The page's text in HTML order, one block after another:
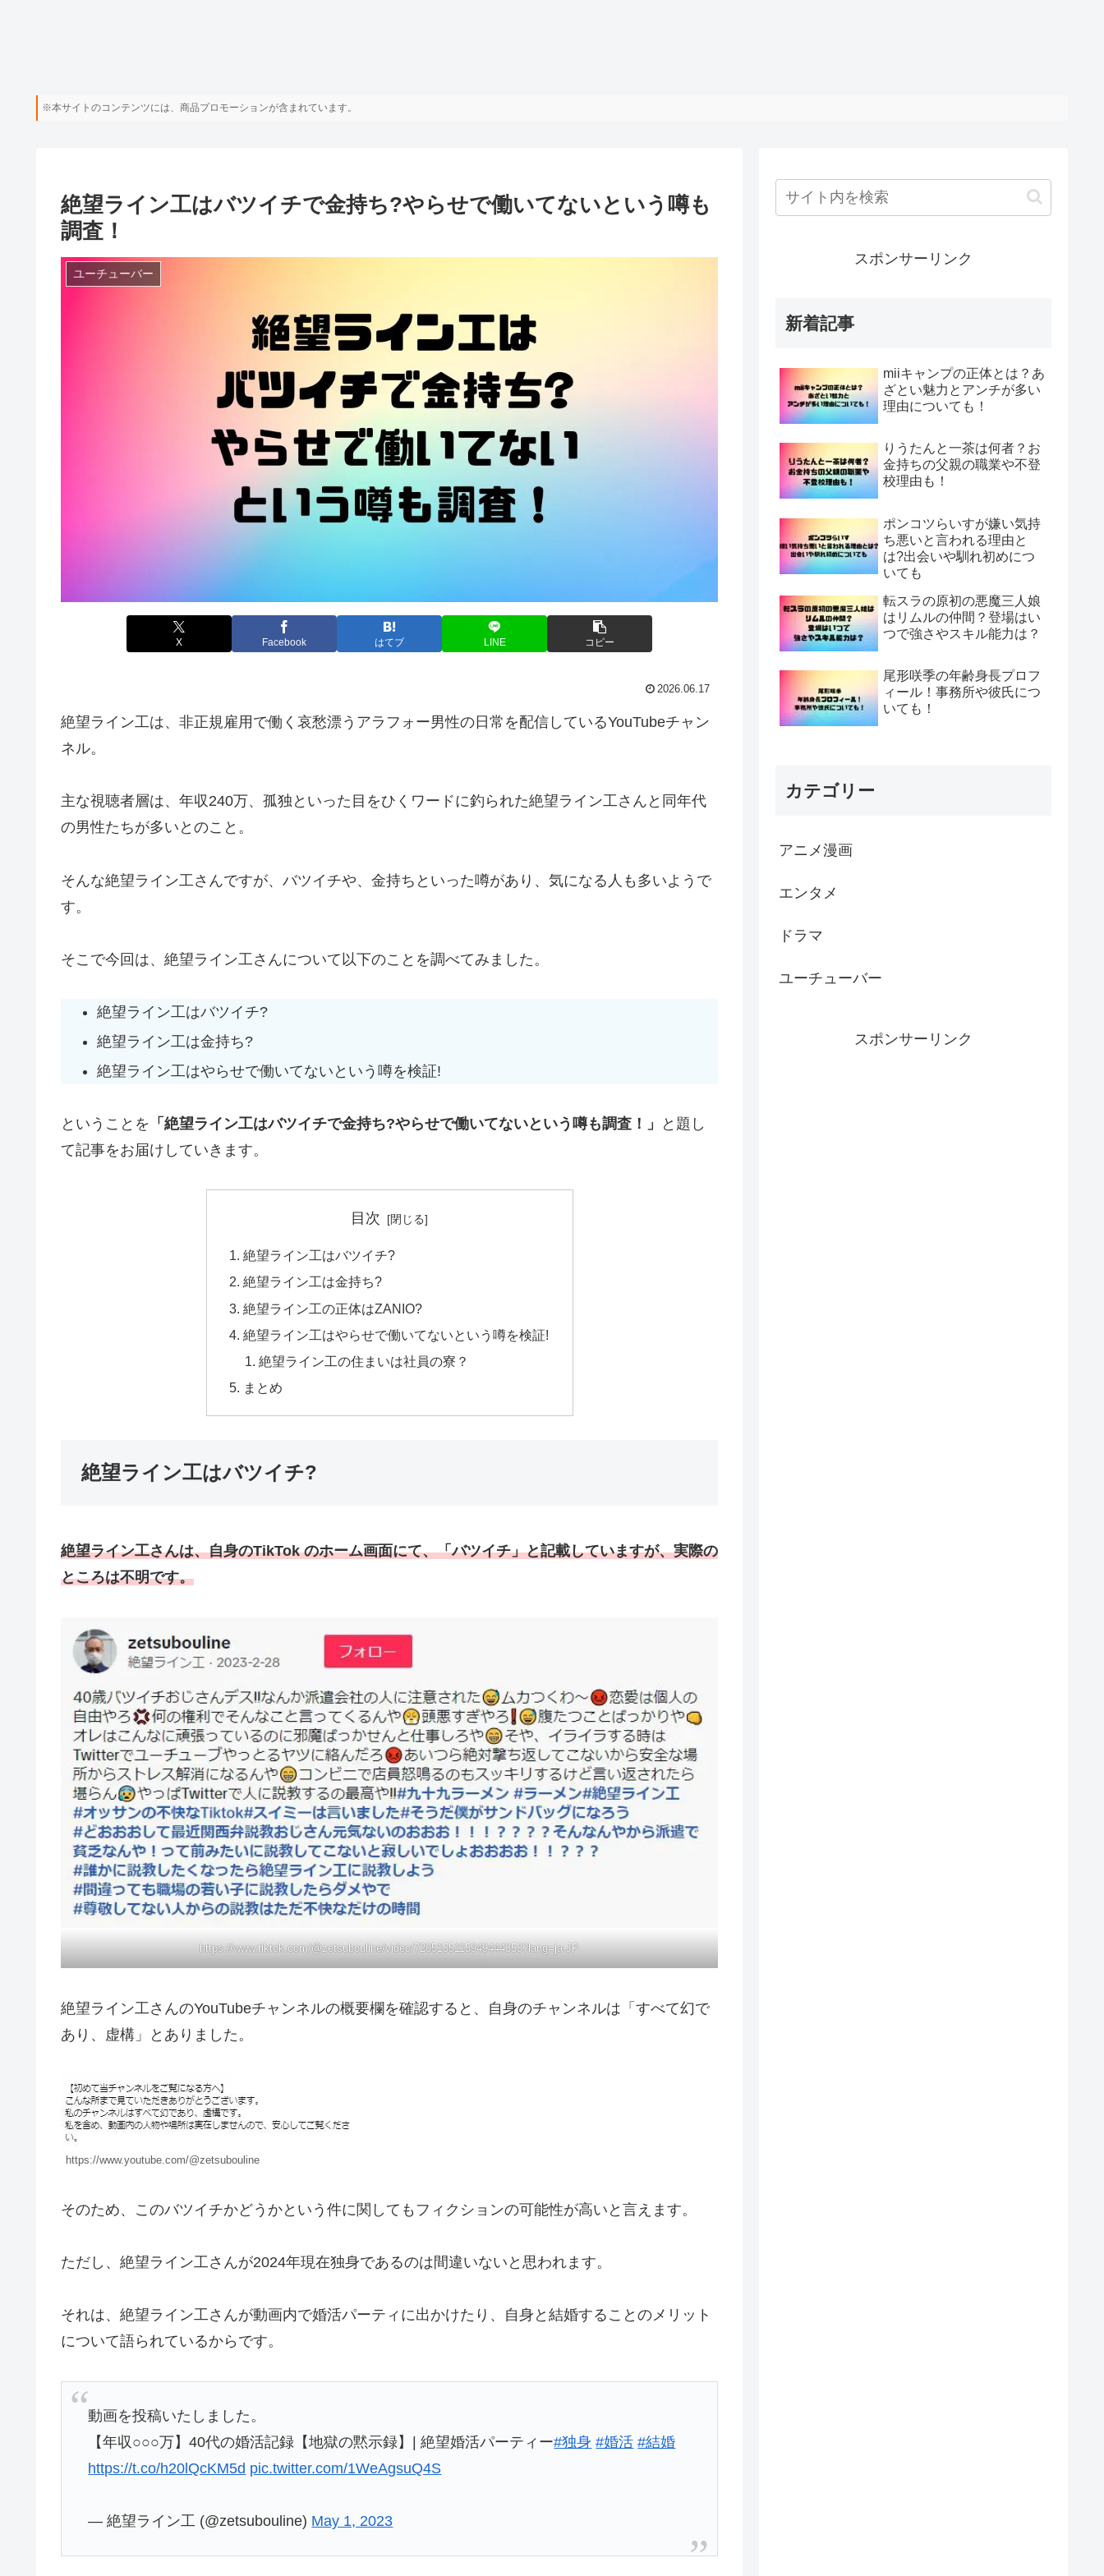
※本サイトのコンテンツには、商品プロモーションが含まれています。
絶望ライン工はバツイチで金持ち?やらせで働いてないという噂も
調査！
ユーチューバー
X Facebook はてブ LINE コピー
2026.06.17
絶望ライン工は、非正規雇用で働く哀愁漂うアラフォー男性の日常を配信しているYouTubeチャン
ネル。
主な視聴者層は、年収240万、孤独といった目をひくワードに釣られた絶望ライン工さんと同年代
の男性たちが多いとのこと。
そんな絶望ライン工さんですが、バツイチや、金持ちといった噂があり、気になる人も多いようで
す。
そこで今回は、絶望ライン工さんについて以下のことを調べてみました。
絶望ライン工はバツイチ?
絶望ライン工は金持ち?
絶望ライン工はやらせで働いてないという噂を検証!
ということを 「絶望ライン工はバツイチで金持ち?やらせで働いてないという噂も調査！」
と題し
て記事をお届けしていきます。
目次
絶望ライン工はバツイチ?
絶望ライン工は金持ち?
絶望ライン工の正体はZANIO?
絶望ライン工はやらせで働いてないという噂を検証!
絶望ライン工の住まいは社員の寮？
まとめ
絶望ライン工はバツイチ?
絶望ライン工さんは、自身のTikTokのホーム画面にて、「バツイチ」と記載していますが、実際の
ところは不明です。
https://www.tiktok.com/@zetsubouline/video/7205155115949444353?lang=ja-JP
絶望ライン工さんのYouTubeチャンネルの概要欄を確認すると、自身のチャンネルは「すべて幻で
あり、虚構」とありました。
https://www.youtube.com/@zetsubouline
そのため、このバツイチかどうかという件に関してもフィクションの可能性が高いと言えます。
ただし、絶望ライン工さんが2024年現在独身であるのは間違いないと思われます。
それは、絶望ライン工さんが動画内で婚活パーティに出かけたり、自身と結婚することのメリット
について語られているからです。
動画を投稿いたしました。
【年収○○○万】40代の婚活記録【地獄の黙示録】| 絶望婚活パーティー#独身 #婚活 #結婚
https://t.co/h20lQcKM5d pic.twitter.com/1WeAgsuQ4S
— 絶望ライン工 (@zetsubouline) May 1, 2023
スポンサーリンク
新着記事
miiキャンプの正体とは？あ
ざとい魅力とアンチが多い
理由についても！
りうたんと一茶は何者？お
金持ちの父親の職業や不登
校理由も！
ポンコツらいすが嫌い気持
ち悪いと言われる理由と
は?出会いや馴れ初めにつ
いても
転スラの原初の悪魔三人娘
はリムルの仲間？登場はい
つで強さやスキル能力は？
尾形咲季の年齢身長プロフ
ィール！事務所や彼氏につ
いても！
カテゴリー
アニメ漫画
エンタメ
ドラマ
ユーチューバー
スポンサーリンク